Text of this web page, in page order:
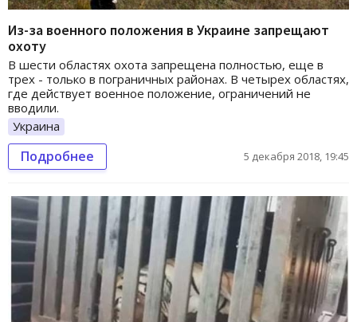
Из-за военного положения в Украине запрещают
охоту
В шести областях охота запрещена полностью, еще в
трех - только в пограничных районах. В четырех областях,
где действует военное положение, ограничений не
вводили.
Украина
Подробнее 5 декабря 2018, 19:45